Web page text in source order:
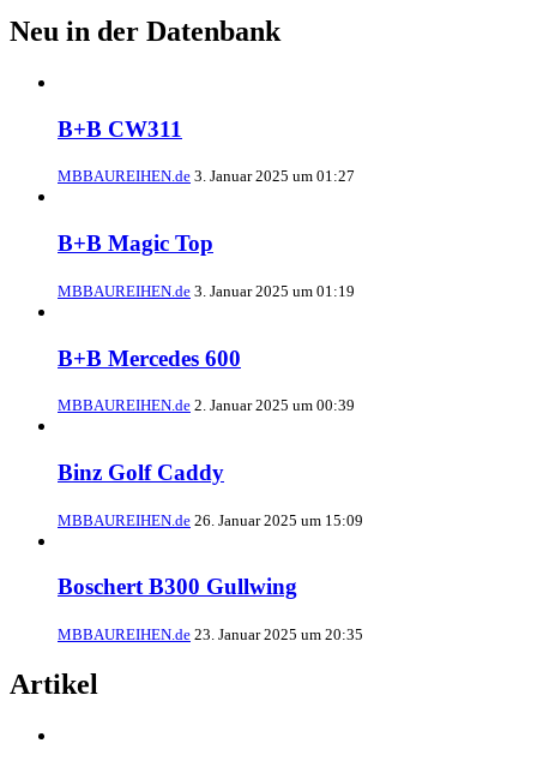
Neu in der Datenbank
B+B CW311
MBBAUREIHEN.de 3. Januar 2025 um 01:27
B+B Magic Top
MBBAUREIHEN.de 3. Januar 2025 um 01:19
B+B Mercedes 600
MBBAUREIHEN.de 2. Januar 2025 um 00:39
Binz Golf Caddy
MBBAUREIHEN.de 26. Januar 2025 um 15:09
Boschert B300 Gullwing
MBBAUREIHEN.de 23. Januar 2025 um 20:35
Artikel